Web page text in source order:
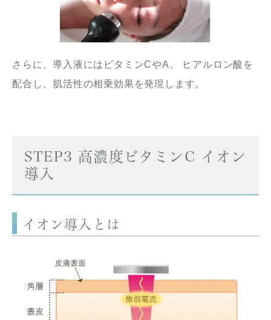
さらに、導入液にはビタミンCやA、 ヒアルロン酸を
配合し、肌活性の相乗効果を発現します。
STEP3 高濃度ビタミンC イオン
導入
イオン導入とは